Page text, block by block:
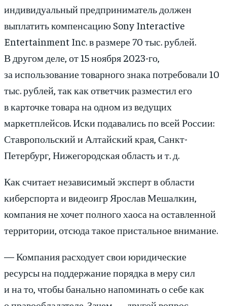
индивидуальный предприниматель должен
выплатить компенсацию Sony Interactive
Entertainment Inc. в размере 70 тыс. рублей.
В другом деле, от 15 ноября 2023-го,
за использование товарного знака потребовали 10
тыс. рублей, так как ответчик разместил его
в карточке товара на одном из ведущих
маркетплейсов. Иски подавались по всей России:
Ставропольский и Алтайский края, Санкт-
Петербург, Нижегородская область и т. д.
Как считает независимый эксперт в области
киберспорта и видеоигр Ярослав Мешалкин,
компания не хочет полного хаоса на оставленной
территории, отсюда такое пристальное внимание.
— Компания расходует свои юридические
ресурсы на поддержание порядка в меру сил
и на то, чтобы банально напоминать о себе как